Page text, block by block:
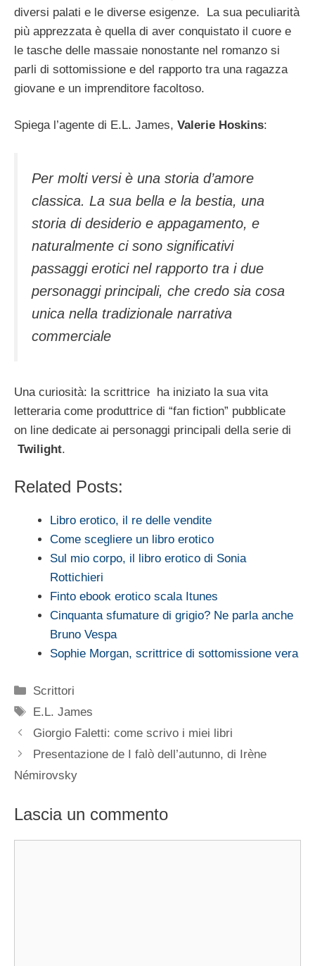
diversi palati e le diverse esigenze. La sua peculiarità
più apprezzata è quella di aver conquistato il cuore e
le tasche delle massaie nonostante nel romanzo si
parli di sottomissione e del rapporto tra una ragazza
giovane e un imprenditore facoltoso.
Spiega l’agente di E.L. James, Valerie Hoskins:
Per molti versi è una storia d’amore
classica. La sua bella e la bestia, una
storia di desiderio e appagamento, e
naturalmente ci sono significativi
passaggi erotici nel rapporto tra i due
personaggi principali, che credo sia cosa
unica nella tradizionale narrativa
commerciale
Una curiosità: la scrittrice ha iniziato la sua vita
letteraria come produttrice di “fan fiction” pubblicate
on line dedicate ai personaggi principali della serie di
Twilight.
Related Posts:
Libro erotico, il re delle vendite
Come scegliere un libro erotico
Sul mio corpo, il libro erotico di Sonia
Rottichieri
Finto ebook erotico scala Itunes
Cinquanta sfumature di grigio? Ne parla anche
Bruno Vespa
Sophie Morgan, scrittrice di sottomissione vera
Categorie
Scrittori
Tag
E.L. James
Giorgio Faletti: come scrivo i miei libri
Presentazione de I falò dell’autunno, di Irène
Némirovsky
Lascia un commento